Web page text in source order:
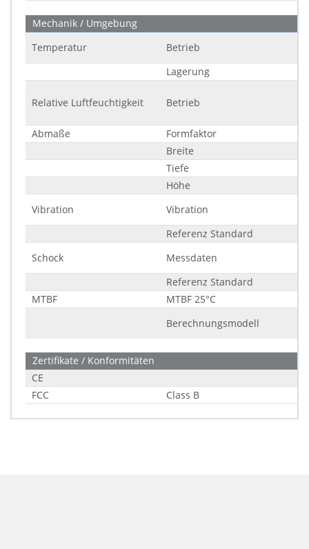
Mechanik / Umgebung
Temperatur
Betrieb
Lagerung
Relative Luftfeuchtigkeit Betrieb
Abmaße
Formfaktor
Breite
Tiefe
Höhe
Vibration
Vibration
Referenz Standard
Schock
Messdaten
Referenz Standard
MTBF
MTBF 25°C
Berechnungsmodell
Zertifikate / Konformitäten
CE
FCC
Class B